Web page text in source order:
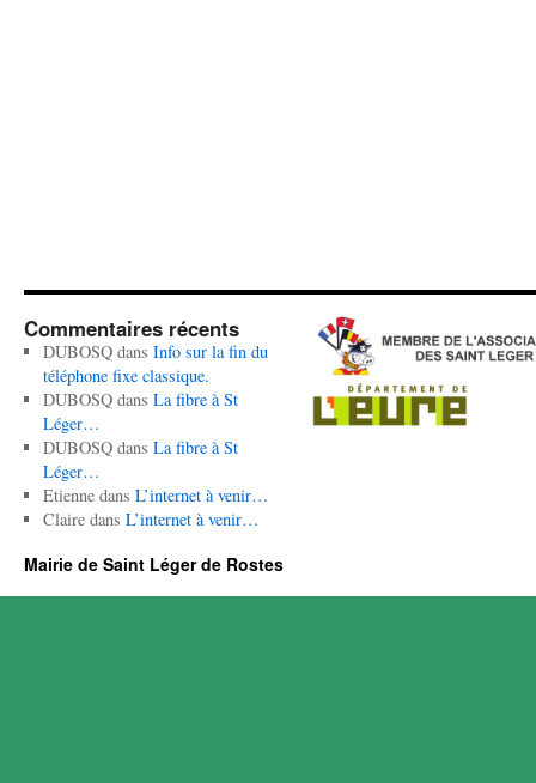
Commentaires récents
DUBOSQdans Info sur la fin du
téléphone fixe classique.
DUBOSQdans La fibre à St
Léger…
DUBOSQdans La fibre à St
Léger…
Etiennedans L’internet à venir…
Clairedans L’internet à venir…
Mairie de Saint Léger de Rostes